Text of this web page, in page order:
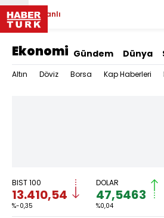
Canlı
Ekonomi Gündem Dünya
Altın Döviz Borsa Kap Haberleri
BIST 100
13.410,54
%-0,35
DOLAR
47,5463
%0,04